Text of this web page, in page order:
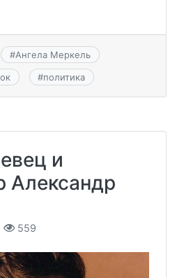
#Ангела Меркель
#политика
и
Александр
559